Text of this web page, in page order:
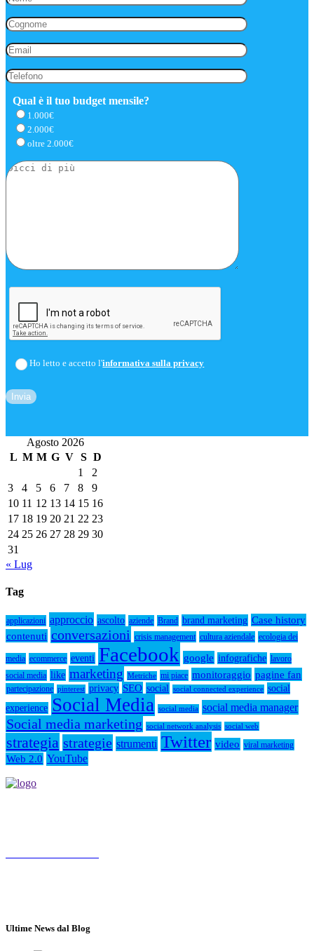
Qual è il tuo budget mensile?
1.000€
2.000€
oltre 2.000€
Ho letto e accetto l'informativa sulla privacy
Agosto 2026
L M M G V S D
1
2
3
4 5 6 7 8
9
10 11 12 13 14 15 16
17 18 19 20 21 22 23
24 25 26 27 28 29 30
31
« Lug
Tag
applicazioni approccio ascolto aziende Brand brand marketing Case history
contenuti conversazioni crisis management cultura aziendale ecologia dei
media ecommerce eventi Facebook google infografiche lavoro
social media like marketing Metriche mi piace monitoraggio pagine fan
partecipazione pinterest privacy SEO social social connected experience social
experience Social Media social media social media manager
Social media marketing social network analysis social web
strategia strategie strumenti Twitter video viral marketing
Web 2.0 YouTube
Ultime News dal Blog